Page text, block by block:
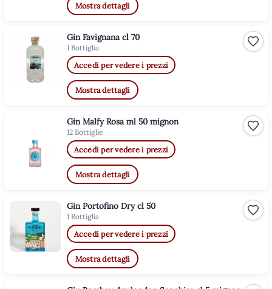
Mostra dettagli
Gin Favignana cl 70
1 Bottiglia
Accedi per vedere i prezzi
Mostra dettagli
Gin Malfy Rosa ml 50 mignon
12 Bottiglie
Accedi per vedere i prezzi
Mostra dettagli
Gin Portofino Dry cl 50
1 Bottiglia
Accedi per vedere i prezzi
Mostra dettagli